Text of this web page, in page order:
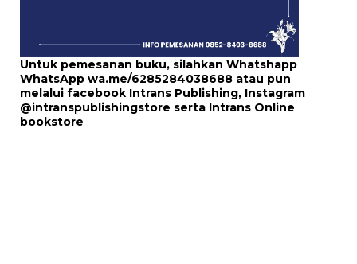
Untuk pemesanan buku, silahkan Whatshapp
WhatsApp wa.me/6285284038688 atau pun
melalui facebook Intrans Publishing, Instagram
@intranspublishingstore serta Intrans Online
bookstore